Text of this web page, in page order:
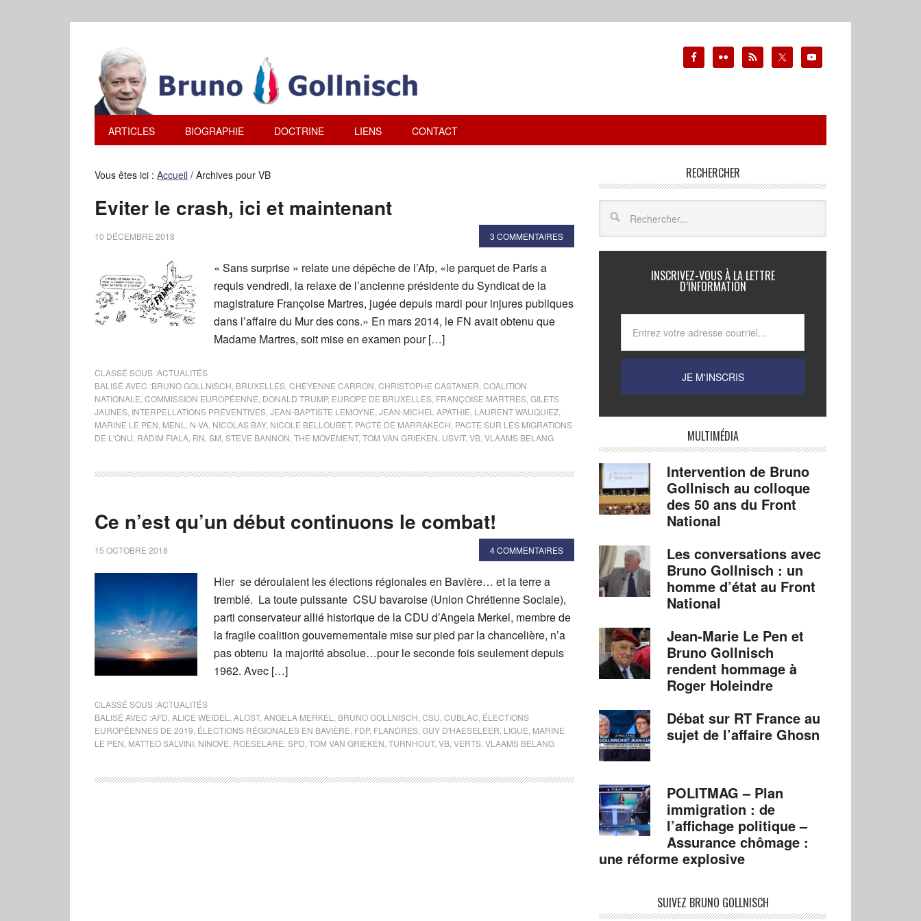
ARTICLES BIOGRAPHIE DOCTRINE LIENS CONTACT
Vous êtes ici : Accueil / Archives pour VB
Eviter le crash, ici et maintenant
10 DÉCEMBRE 2018 3 COMMENTAIRES
« Sans surprise » relate une dépêche de l’Afp, «le parquet de Paris a
requis vendredi, la relaxe de l’ancienne présidente du Syndicat de la
magistrature Françoise Martres, jugée depuis mardi pour injures publiques
dans l’affaire du Mur des cons.» En mars 2014, le FN avait obtenu que
Madame Martres, soit mise en examen pour […]
CLASSÉ SOUS :ACTUALITÉS
BALISÉ AVEC :BRUNO GOLLNISCH BRUXELLES CHEYENNE CARRON CHRISTOPHE CASTANER COALITION
NATIONALE COMMISSION EUROPÉENNE DONALD TRUMP, EUROPE DE BRUXELLES FRANÇOISE MARTRES GILETS
JAUNES INTERPELLATIONS PRÉVENTIVES JEAN-BAPTISTE LEMOYNE JEAN-MICHEL APATHIE LAURENT WAUQUIEZ
MARINE LE PEN MENL N-VA NICOLAS BAY, NICOLE BELLOUBET, PACTE DE MARRAKECH PACTE SUR LES MIGRATIONS
DE L'ONU RADIM FIALA RN SM STEVE BANNON THE MOVEMENT, TOM VAN GRIEKEN USVIT, VB VLAAMS BELANG
Ce n’est qu’un début continuons le combat!
15 OCTOBRE 2018 4 COMMENTAIRES
Hier se déroulaient les élections régionales en Bavière… et la terre a
tremblé. La toute puissante CSU bavaroise (Union Chrétienne Sociale),
parti conservateur allié historique de la CDU d’Angela Merkel, membre de
la fragile coalition gouvernementale mise sur pied par la chancelière, n’a
pas obtenu la majorité absolue…pour le seconde fois seulement depuis
1962. Avec […]
CLASSÉ SOUS :ACTUALITÉS
BALISÉ AVEC :AFD ALICE WEIDEL ALOST, ANGELA MERKEL BRUNO GOLLNISCH CSU CUBLAC ÉLECTIONS
EUROPÉENNES DE 2019 ÉLECTIONS RÉGIONALES EN BAVIÈRE FDP, FLANDRES GUY D'HAESELEER LIGUE MARINE
LE PEN MATTEO SALVINI NINOVE ROESELARE SPD TOM VAN GRIEKEN TURNHOUT, VB VERTS VLAAMS BELANG
RECHERCHER
INSCRIVEZ-VOUS À LA LETTRE
D’INFORMATION
MULTIMÉDIA
Intervention de Bruno
Gollnisch au colloque
des 50 ans du Front
National
Les conversations avec
Bruno Gollnisch : un
homme d’état au Front
National
Jean-Marie Le Pen et
Bruno Gollnisch
rendent hommage à
Roger Holeindre
Débat sur RT France au
sujet de l’affaire Ghosn
POLITMAG – Plan
immigration : de
l’affichage politique –
Assurance chômage :
une réforme explosive
SUIVEZ BRUNO GOLLNISCH